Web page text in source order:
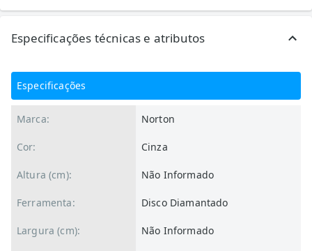
Especificações técnicas e atributos
Especificações
Marca: Norton
Cor: Cinza
Altura (cm): Não Informado
Ferramenta: Disco Diamantado
Largura (cm): Não Informado